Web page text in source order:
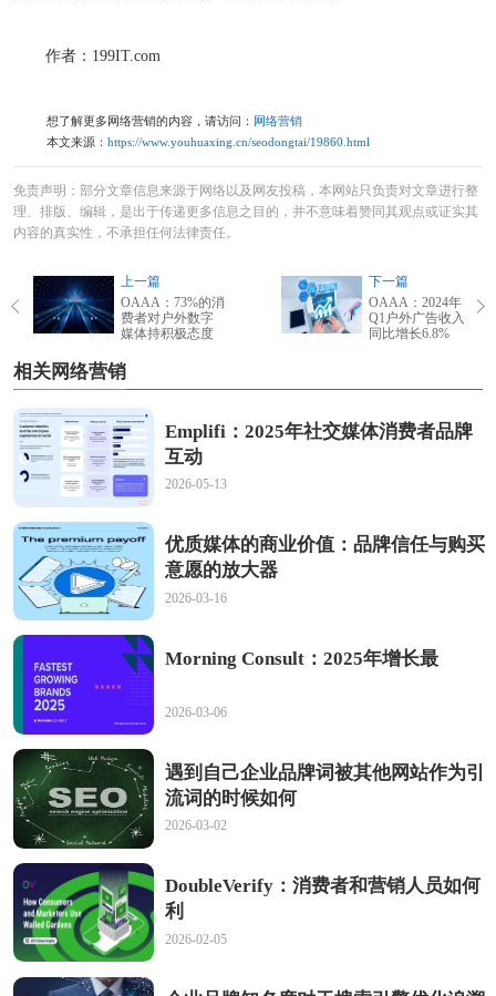
作者：199IT.com
想了解更多网络营销的内容，请访问： 网络营销
本文来源： https://www.youhuaxing.cn/seodongtai/19860.html
免责声明：部分文章信息来源于网络以及网友投稿，本网站只负责对文章进行整
理、排版、编辑，是出于传递更多信息之目的，并不意味着赞同其观点或证实其
内容的真实性，不承担任何法律责任。
上一篇
OAAA：73%的消
费者对户外数字
媒体持积极态度
下一篇
OAAA：2024年
Q1户外广告收入
同比增长6.8%
相关网络营销
Emplifi：2025年社交媒体消费者品牌
互动
2026-05-13
优质媒体的商业价值：品牌信任与购买
意愿的放大器
2026-03-16
Morning Consult：2025年增长最
2026-03-06
遇到自己企业品牌词被其他网站作为引
流词的时候如何
2026-03-02
DoubleVerify：消费者和营销人员如何
利
2026-02-05